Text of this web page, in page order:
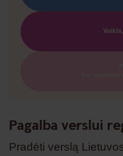
Pagalba verslui
Pradėti verslą